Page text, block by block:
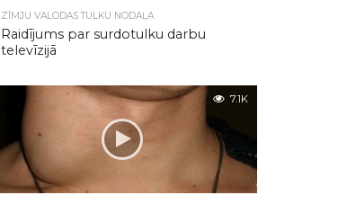
ZĪMJU VALODAS TULKU NODAĻA
Raidījums par surdotulku darbu
televīzijā
7.1K